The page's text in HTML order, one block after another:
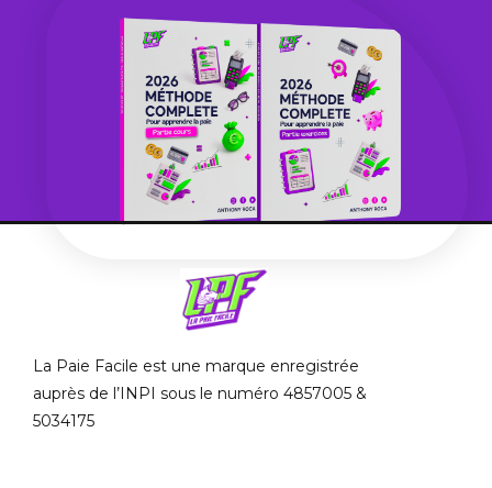
La Paie Facile est une marque enregistrée
auprès de l’INPI sous le numéro 4857005 &
5034175